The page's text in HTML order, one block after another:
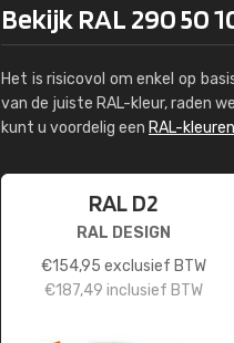
Bekijk RAL 290 50
Het is risicovol om enkel op
van de juiste RAL-kleur, raden
kunt u voordelig een RAL-
RAL D2
RAL DESIGN
€154,95 exclusief BTW
€187,49 inclusief BTW